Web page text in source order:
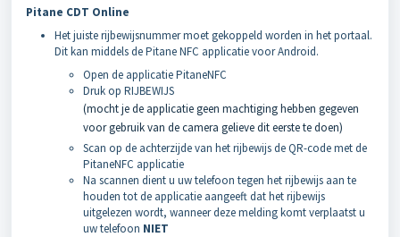
Pitane CDT Online
Het juiste rijbewijsnummer moet gekoppeld worden in het portaal.
Dit kan middels de Pitane NFC applicatie voor Android.
Open de applicatie PitaneNFC
Druk op RIJBEWIJS
(mocht je de applicatie geen machtiging hebben gegeven
voor gebruik van de camera gelieve dit eerste te doen)
Scan op de achterzijde van het rijbewijs de QR-code met de
PitaneNFC applicatie
Na scannen dient u uw telefoon tegen het rijbewijs aan te
houden tot de applicatie aangeeft dat het rijbewijs
uitgelezen wordt, wanneer deze melding komt verplaatst u
uw telefoon NIET